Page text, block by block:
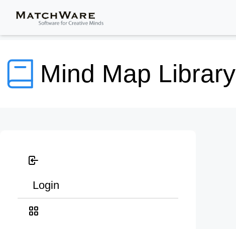
Mind Map Library
Login